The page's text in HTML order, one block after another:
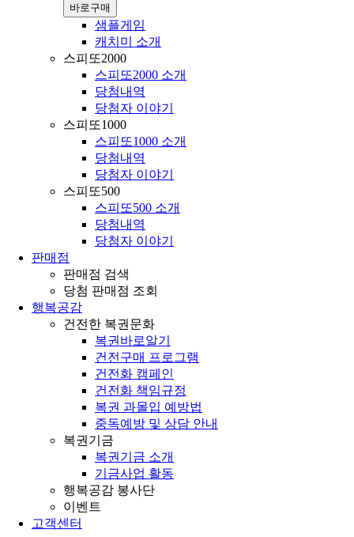
바로구매
샘플게임
캐치미 소개
스피또2000
스피또2000 소개
당첨내역
당첨자 이야기
스피또1000
스피또1000 소개
당첨내역
당첨자 이야기
스피또500
스피또500 소개
당첨내역
당첨자 이야기
판매점
판매점 검색
당첨 판매점 조회
행복공감
건전한 복권문화
복권바로알기
건전구매 프로그램
건전화 캠페인
건전화 책임규정
복권 과몰입 예방법
중독예방 및 상담 안내
복권기금
복권기금 소개
기금사업 활동
행복공감 봉사단
이벤트
고객센터